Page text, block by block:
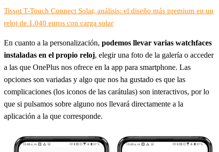
Tissot T-Touch Connect Solar, análisis: el diseño más premium en un
reloj de 1.040 euros con carga solar
En cuanto a la personalización, podemos llevar varias watchfaces
instaladas en el propio reloj, elegir una foto de la galería o acceder
a las que OnePlus nos ofrece en la app para smartphone. Las
opciones son variadas y algo que nos ha gustado es que las
complicaciones (los iconos de las carátulas) son interactivos, por lo
que si pulsamos sobre alguno nos llevará directamente a la
aplicación a la que corresponde.